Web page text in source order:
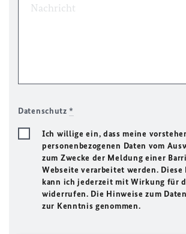
Datenschutz*
Ich willige ein, dass meine
personenbezogenen Daten vom
zum Zwecke der Meldung einer
Webseite verarbeitet werden.
kann ich jederzeit mit Wirkung für
widerrufen. Die Hinweise zum
zur Kenntnis genommen.